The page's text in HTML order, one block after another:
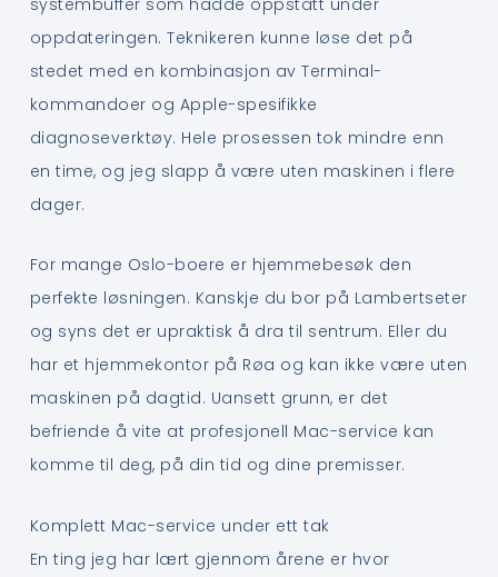
oppdateringen. Teknikeren kunne løse det på
stedet med en kombinasjon av Terminal-
kommandoer og Apple-spesifikke
diagnoseverktøy. Hele prosessen tok mindre enn
en time, og jeg slapp å være uten maskinen i flere
dager.
For mange Oslo-boere er hjemmebesøk den
perfekte løsningen. Kanskje du bor på Lambertseter
og syns det er upraktisk å dra til sentrum. Eller du
har et hjemmekontor på Røa og kan ikke være uten
maskinen på dagtid. Uansett grunn, er det
befriende å vite at profesjonell Mac-service kan
komme til deg, på din tid og dine premisser.
Komplett Mac-service under ett tak
En ting jeg har lært gjennom årene er hvor